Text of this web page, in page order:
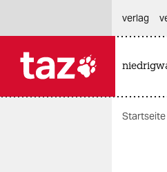
verlag
Startseite